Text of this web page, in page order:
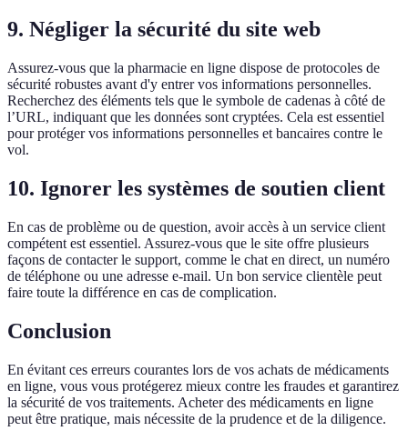
9. Négliger la sécurité du site web
Assurez-vous que la pharmacie en ligne dispose de protocoles de
sécurité robustes avant d'y entrer vos informations personnelles.
Recherchez des éléments tels que le symbole de cadenas à côté de
l’URL, indiquant que les données sont cryptées. Cela est essentiel
pour protéger vos informations personnelles et bancaires contre le
vol.
10. Ignorer les systèmes de soutien client
En cas de problème ou de question, avoir accès à un service client
compétent est essentiel. Assurez-vous que le site offre plusieurs
façons de contacter le support, comme le chat en direct, un numéro
de téléphone ou une adresse e-mail. Un bon service clientèle peut
faire toute la différence en cas de complication.
Conclusion
En évitant ces erreurs courantes lors de vos achats de médicaments
en ligne, vous vous protégerez mieux contre les fraudes et garantirez
la sécurité de vos traitements. Acheter des médicaments en ligne
peut être pratique, mais nécessite de la prudence et de la diligence.